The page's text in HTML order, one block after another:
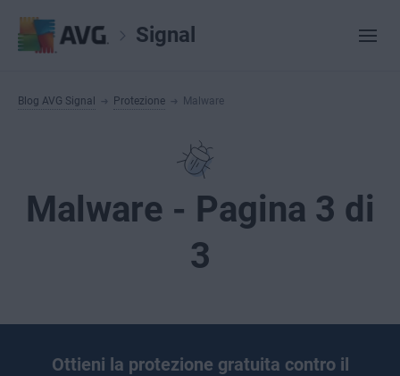
Signal
Blog AVG Signal Protezione Malware
Malware - Pagina 3 di
3
Ottieni la protezione gratuita contro il